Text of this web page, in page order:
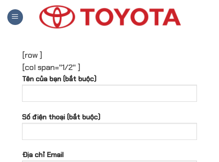
[row ]
[col span="1/2" ]
Tên của bạn (bắt buộc)
Số điện thoại (bắt buộc)
Địa chỉ Email